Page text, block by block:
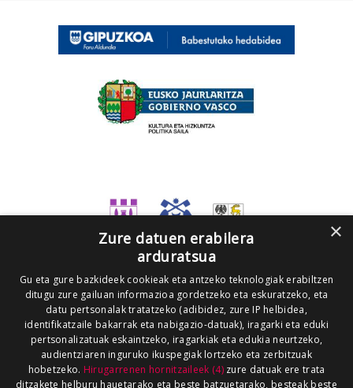
×
Zure datuen erabilera
arduratsua
Gu eta gure bazkideek cookieak eta antzeko teknologiak erabiltzen
ditugu zure gailuan informazioa gordetzeko eta eskuratzeko, eta
datu pertsonalak tratatzeko (adibidez, zure IP helbidea,
identifikatzaile bakarrak eta nabigazio-datuak), iragarki eta eduki
pertsonalizatuak eskaintzeko, iragarkiak eta edukia neurtzeko,
audientziaren inguruko ikuspegiak lortzeko eta zerbitzuak
hobetzeko. Hirugarrenen hornitzaileek (4)zure datuak ere trata
ditzakete helburu hauetarako eta beste batzuetarako, besteak beste